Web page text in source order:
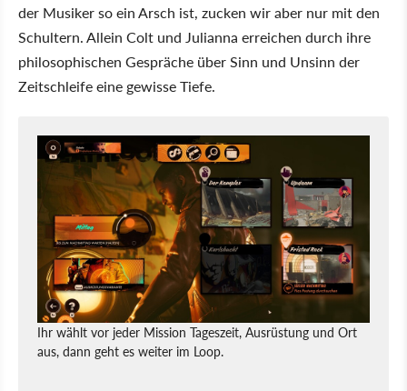
der Musiker so ein Arsch ist, zucken wir aber nur mit den
Schultern. Allein Colt und Julianna erreichen durch ihre
philosophischen Gespräche über Sinn und Unsinn der
Zeitschleife eine gewisse Tiefe.
Ihr wählt vor jeder Mission Tageszeit, Ausrüstung und Ort
aus, dann geht es weiter im Loop.